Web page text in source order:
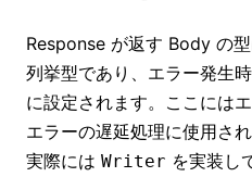
Response が返す Body の
列挙型であり、エラー発生
に設定されます。ここには
エラーの遅延処理に使用され
実際には Writer を実装し